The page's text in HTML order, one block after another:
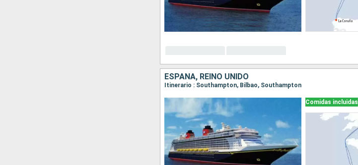
ESPAÑA, REINO UNIDO
Itinerario : Southampton, Bilbao, Southampton
Comidas incluidas